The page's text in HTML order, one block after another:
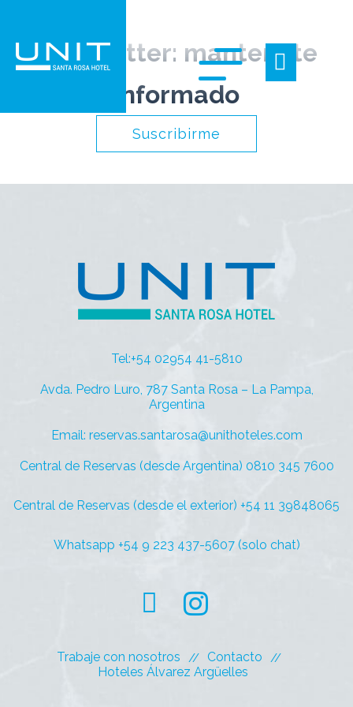
Newsletter: mantenete
informado
Suscribirme
Tel:+54 02954 41-5810
Avda. Pedro Luro, 787 Santa Rosa – La Pampa,
Argentina
Email: reservas.santarosa@unithoteles.com
Central de Reservas (desde Argentina) 0810 345 7600
Central de Reservas (desde el exterior) +54 11 39848065
Whatsapp +54 9 223 437-5607 (solo chat)
Trabaje con nosotros
Contacto
Hoteles Álvarez Argüelles